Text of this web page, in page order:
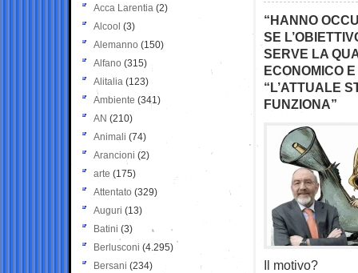
“HANNO
SE
SERVE LA
ECONOMICO
“L’ATTUALE
FUNZIONA”
Il motivo?
Acca Larentia (2)
Alcool (3)
Alemanno (150)
Alfano (315)
Alitalia (123)
Ambiente (341)
AN (210)
Animali (74)
Arancioni (2)
arte (175)
Attentato (329)
Auguri (13)
Batini (3)
Berlusconi (4.295)
Bersani (234)